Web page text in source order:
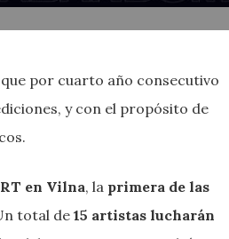
que por cuarto año consecutivo
y con el propósito de
en Vilna, la primera de las
total de 15 artistas lucharán